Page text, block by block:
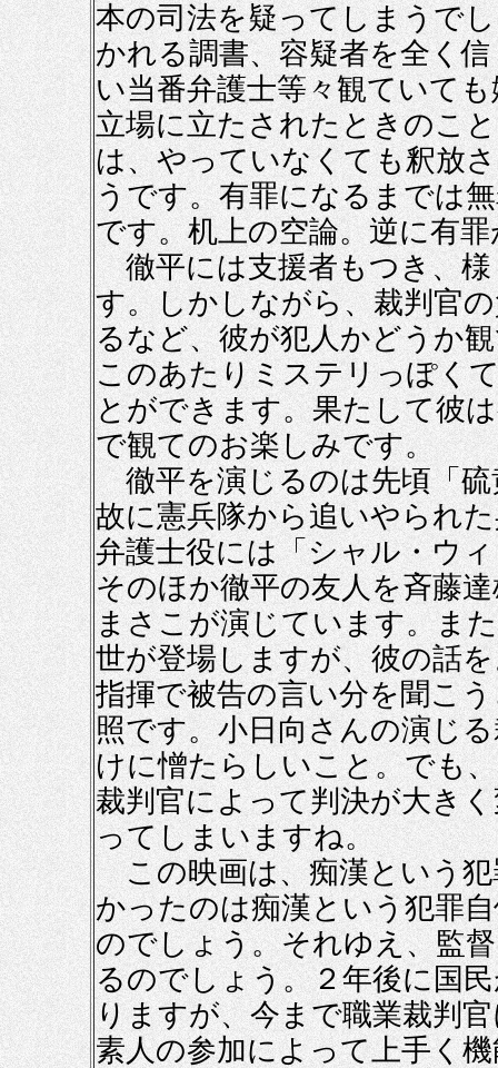
本の司法を疑ってしまうで
かれる調書、容疑者を全く
い当番弁護士等々観ていて
立場に立たされたときのこ
は、やっていなくても釈放
うです。有罪になるまでは
です。机上の空論。逆に有
徹平には支援者もつき、様
す。しかしながら、裁判官
るなど、彼が犯人かどうか
このあたりミステリっぽく
とができます。果たして彼
で観てのお楽しみです。
徹平を演じるのは先頃「硫
故に憲兵隊から追いやられ
弁護士役には「シャル・ウ
そのほか徹平の友人を斉藤
まさこが演じています。ま
世が登場しますが、彼の話
指揮で被告の言い分を聞こ
照です。小日向さんの演じ
けに憎たらしいこと。でも
裁判官によって判決が大き
ってしまいますね。
この映画は、痴漢という犯
かったのは痴漢という犯罪
のでしょう。それゆえ、監
るのでしょう。２年後に国
りますが、今まで職業裁判
素人の参加によって上手く